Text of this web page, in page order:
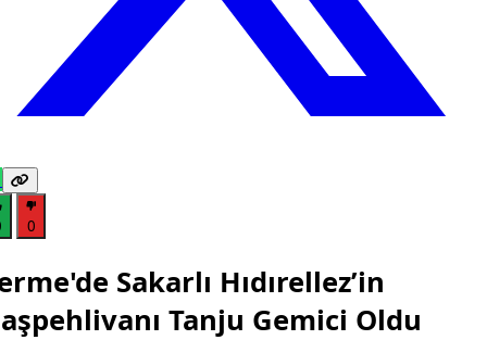
0
Sakarlı Hıdırellez’in
Tanju Gemici Oldu